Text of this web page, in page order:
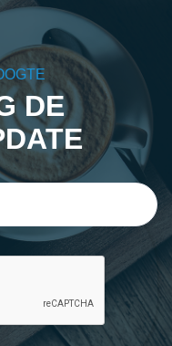
DE